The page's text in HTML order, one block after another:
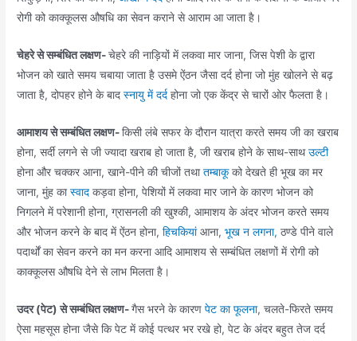
रोगी को काक्कूलस औषधि का सेवन कराने से आराम आ जाता है।
चेहरे से सम्बंधित लक्षण-चेहरे की नाड़ियों में लकवा मार जाना, जिस पेशी के द्वारा
भोजन को खाते समय चबाया जाता है उसमे ऐंठन जैसा दर्द होना जो मुंह खोलने से बढ़
जाता है, दोपहर होने के बादस्नायु में दर्द होना जो एक केंद्र से चारों ओर फैलता है।
आमाशय से सम्बंधित लक्षण-किसी लंबे सफर के दौरान यात्रा करते समय जी का खराब
होना, सर्दी लगने से जी ज्यादा खराब हो जाता है, जी खराब होने के साथ-साथउल्टी
होना और चक्कर आना, खाने-पीने की चीजों तथातम्बाकूको देखते ही भूख का मर
जाना, मुंह कास्वादकड़वा होना, पेशियों में लकवा मार जाने के कारण भोजन को
निगलने में परेशानी होना, ग्रासनली की खुश्की, आमाशय के अंदर भोजन करते समय
और भोजन करने के बाद में ऐंठन होना,हिचकियांआना,भूख न लगना,ठण्डे पीने वाले
पदार्थों का सेवन करने का मन करना आदि आमाशय से सम्बंधित लक्षणों में रोगी को
काक्कूलस औषधि देने से लाभ मिलता है।
उदर (पेट) से सम्बंधित लक्षण-गैस भरने के कारणपेट का फूलना, चलते-फिरते समय
ऐसा महसूस होना जैसे कि पेट में कोई पत्थर भर रखे हो, पेट के अंदर बहुत तेज दर्द